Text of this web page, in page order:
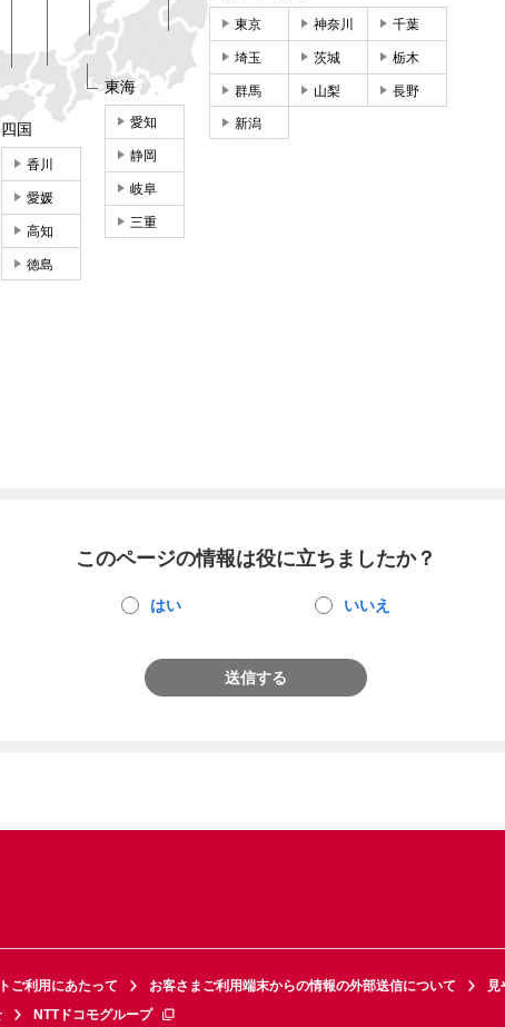
東京 神奈川 千葉
埼玉 茨城 栃木
群馬 山梨 長野
新潟
東海
愛知
静岡
岐阜
三重
四国
香川
愛媛
高知
徳島
このページの情報は役に立ちましたか？
はい いいえ
送信する
ご利用にあたって お客さまご利用端末からの情報の外部送信について
見
NTTドコモグループ